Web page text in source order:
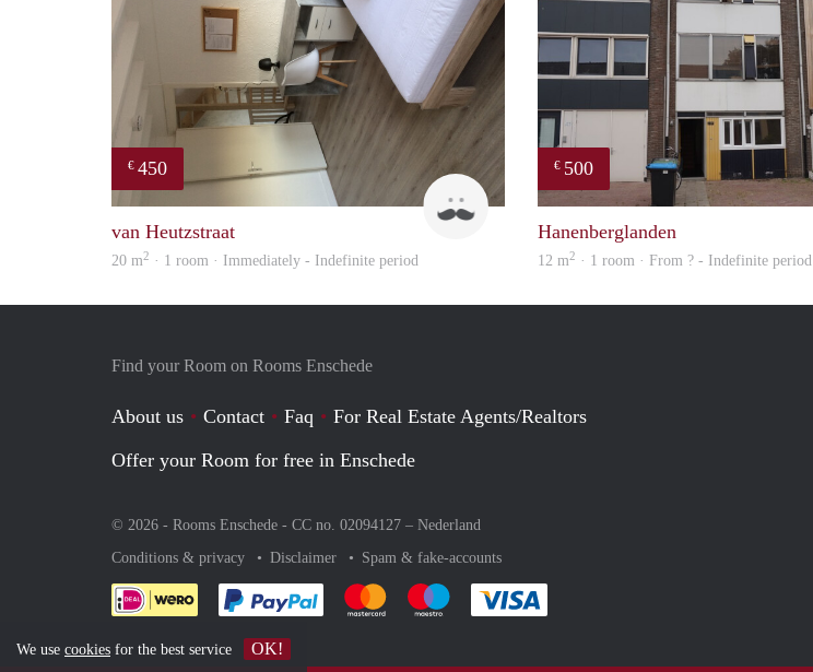
€ 450
Tom
van Heutzstraat
20 m2 · 1 room · Immediately - Indefinite period
€ 500
Hanenberglanden
12 m2 · 1 room · From ? - Indefinite period
Find your Room on Rooms Enschede
About us Contact Faq
For Real Estate Agents/Realtors
Offer your Room for free in Enschede
© 2026 - Rooms Enschede - CC no. 02094127 – Nederland
Conditions & privacy
Disclaimer Spam & fake-accounts
Pay easily with :payment method
Pay easily with :payment method
Pay easily with :payment method
We use cookies for the best service OK!